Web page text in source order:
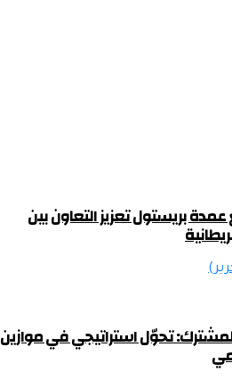
بريستول تعزيز التعاون بين
تحوّل استراتيجي في موازين